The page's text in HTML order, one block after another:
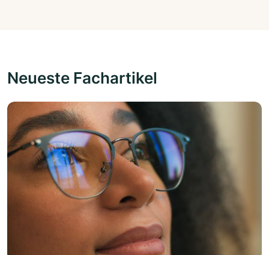
Neueste Fachartikel